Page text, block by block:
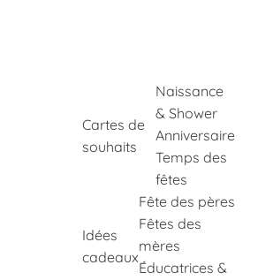
Cartes de
souhaits
Naissance
& Shower
Anniversaire
Temps des
fêtes
Idées
cadeaux
Fête des pères
Fêtes des
mères
Éducatrices &